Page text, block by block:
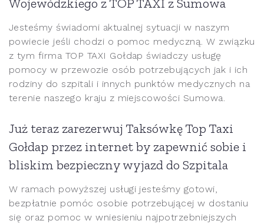
Wojewódzkiego z TOP TAXI z Sumowa
Jesteśmy świadomi aktualnej sytuacji w naszym
powiecie jeśli chodzi o pomoc medyczną. W związku
z tym firma TOP TAXI Gołdap świadczy usługę
pomocy w przewozie osób potrzebujących jak i ich
rodziny do szpitali i innych punktów medycznych na
terenie naszego kraju z miejscowości Sumowa.
Już teraz zarezerwuj Taksówkę Top Taxi
Gołdap przez internet by zapewnić sobie i
bliskim bezpieczny wyjazd do Szpitala
W ramach powyższej usługi jesteśmy gotowi,
bezpłatnie pomóc osobie potrzebującej w dostaniu
się oraz pomoc w wniesieniu najpotrzebniejszych